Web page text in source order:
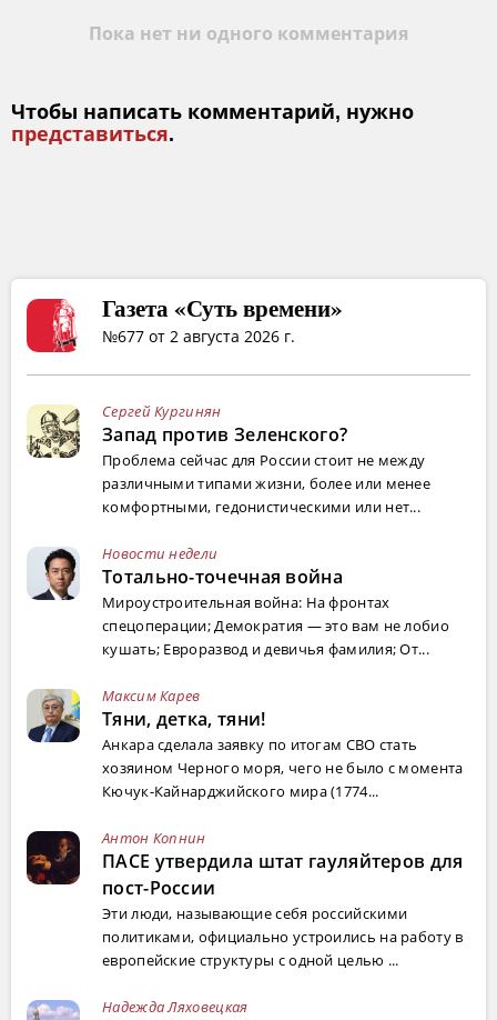
Пока нет ни одного комментария
Чтобы написать комментарий, нужно
представиться.
Газета «Суть времени»
№677 от 2 августа 2026 г.
Сергей Кургинян
Запад против Зеленского?
Проблема сейчас для России стоит не между
различными типами жизни, более или менее
комфортными, гедонистическими или нет...
Новости недели
Тотально-точечная война
Мироустроительная война: На фронтах
спецоперации; Демократия — это вам не лобио
кушать; Евроразвод и девичья фамилия; От...
Максим Карев
Тяни, детка, тяни!
Анкара сделала заявку по итогам СВО стать
хозяином Черного моря, чего не было с момента
Кючук-Кайнарджийского мира (1774...
Антон Копнин
ПАСЕ утвердила штат гауляйтеров для
пост-России
Эти люди, называющие себя российскими
политиками, официально устроились на работу в
европейские структуры с одной целью ...
Надежда Ляховецкая